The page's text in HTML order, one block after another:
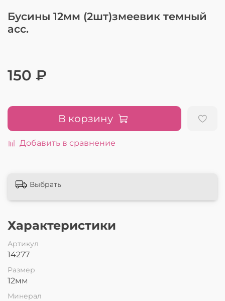
Бусины 12мм (2шт)змеевик темный
асс.
150 ₽
В корзину
Добавить в сравнение
Выбрать
Характеристики
Артикул
14277
Размер
12мм
Минерал